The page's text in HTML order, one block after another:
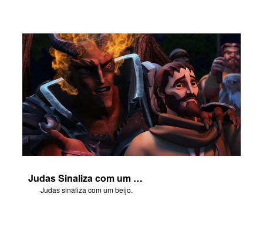
Judas Sinaliza com um Beijo
Judas sinaliza com um beijo.